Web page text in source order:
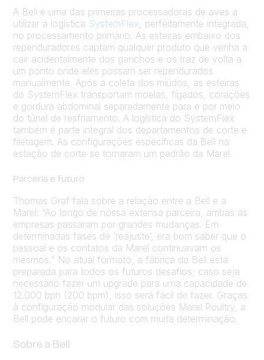
A Bell é uma das primeiras processadoras de aves a
utilizar a logística SystemFlex , perfeitamente integrada,
no processamento primário. As esteiras embaixo dos
rependuradores captam qualquer produto que venha a
cair acidentalmente dos ganchos e os traz de volta a
um ponto onde eles possam ser rependurados
manualmente. Após a coleta dos miúdos, as esteiras
do SystemFlex transportam moelas, fígados, corações
e gordura abdominal separadamente para e por meio
do túnel de resfriamento. A logística do SystemFlex
também é parte integral dos departamentos de corte e
filetagem. As configurações específicas da Bell na
estação de corte se tornaram um padrão da Marel.
Parceria e futuro
Thomas Graf fala sobre a relação entre a Bell e a
Marel: “Ao longo de nossa extensa parceira, ambas as
empresas passaram por grandes mudanças. Em
determinadas fases de ‘reajuste’, era bom saber que o
pessoal e os contatos da Marel continuavam os
mesmos.” No atual formato, a fábrica da Bell está
preparada para todos os futuros desafios; caso seja
necessário fazer um upgrade para uma capacidade de
12.000 bph (200 bpm), isso será fácil de fazer. Graças
à configuração modular das soluções Marel Poultry, a
Bell pode encarar o futuro com muita determinação.
Sobre a Bell